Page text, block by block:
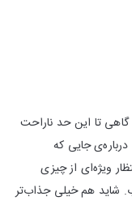
تا این حد ناراحت
جایی که
ویژه‌ای از چیزی
شاید هم خیلی جذاب‌تر